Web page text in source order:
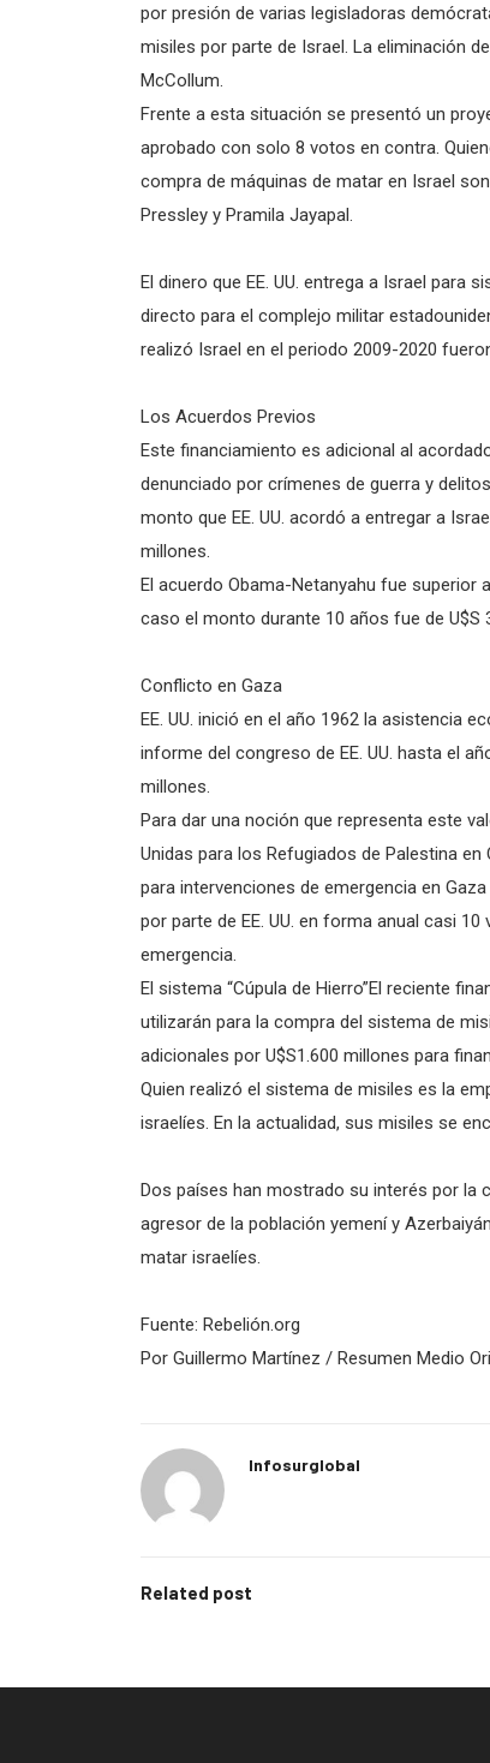
por presión de varias legisladoras
misiles por parte de Israel. La eliminación
McCollum.
Frente a esta situación se presentó un
aprobado con solo 8 votos en contra.
compra de máquinas de matar en Israel
Pressley y Pramila Jayapal.
El dinero que EE. UU. entrega a Israel para
directo para el complejo militar
realizó Israel en el periodo 2009-2020 fueron
Los Acuerdos Previos
Este financiamiento es adicional al
denunciado por crímenes de guerra y
monto que EE. UU. acordó a entregar a
millones.
El acuerdo Obama-Netanyahu fue superior
caso el monto durante 10 años fue de U$S
Conflicto en Gaza
EE. UU. inició en el año 1962 la asistencia
informe del congreso de EE. UU. hasta el
millones.
Para dar una noción que representa este
Unidas para los Refugiados de Palestina
para intervenciones de emergencia en
por parte de EE. UU. en forma anual casi
emergencia.
El sistema “Cúpula de Hierro”El reciente
utilizarán para la compra del sistema de
adicionales por U$S1.600 millones para
Quien realizó el sistema de misiles es la
israelíes. En la actualidad, sus misiles se
Dos países han mostrado su interés por la
agresor de la población yemení y
matar israelíes.
Fuente: Rebelión.org
Por Guillermo Martínez / Resumen Medio
Infosurglobal
Related post